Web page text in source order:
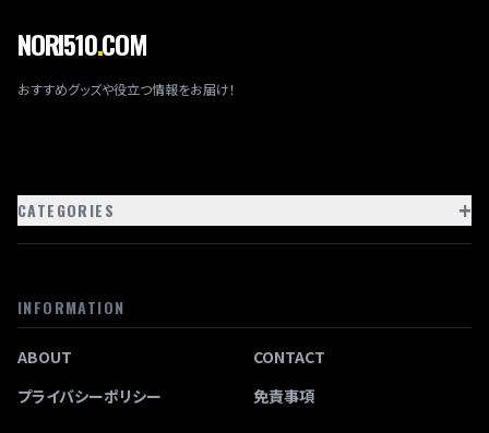
り
NORI510.COM
おすすめグッズや役立つ情報をお届け！
CATEGORIES +
INFORMATION
ABOUT
CONTACT
プライバシーポリシー
免責事項